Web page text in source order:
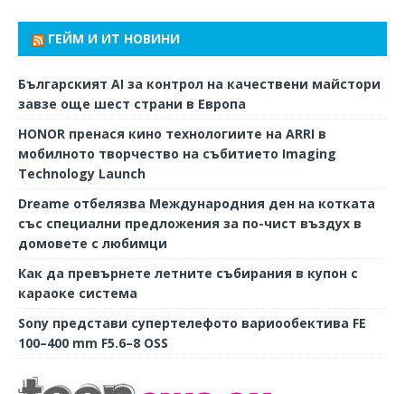
ГЕЙМ И ИТ НОВИНИ
Българският AI за контрол на качествени майстори
завзе още шест страни в Европа
HONOR пренася кино технологиите на ARRI в
мобилното творчество на събитието Imaging
Technology Launch
Dreame отбелязва Международния ден на котката
със специални предложения за по-чист въздух в
домовете с любимци
Как да превърнете летните събирания в купон с
караоке система
Sony представи супертелефото вариообектива FE
100–400 mm F5.6–8 OSS